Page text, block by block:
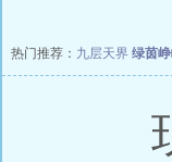
热门推荐： 九层天界 绿茵